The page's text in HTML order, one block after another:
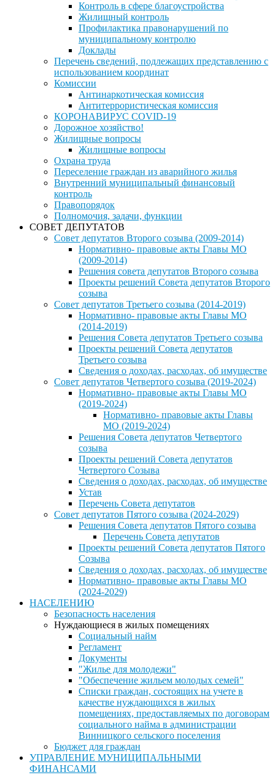
Контроль в сфере благоустройства
Жилищный контроль
Профилактика правонарушений по
муниципальному контролю
Доклады
Перечень сведений, подлежащих представлению с
использованием координат
Комиссии
Антинаркотическая комиссия
Антитеррористическая комиссия
КОРОНАВИРУС COVID-19
Дорожное хозяйство!
Жилищные вопросы
Жилищные вопросы
Охрана труда
Переселение граждан из аварийного жилья
Внутренний муниципальный финансовый
контроль
Правопорядок
Полномочия, задачи, функции
СОВЕТ ДЕПУТАТОВ
Совет депутатов Второго созыва (2009-2014)
Нормативно- правовые акты Главы МО
(2009-2014)
Решения совета депутатов Второго созыва
Проекты решений Совета депутатов Второго
созыва
Совет депутатов Третьего созыва (2014-2019)
Нормативно- правовые акты Главы МО
(2014-2019)
Решения Совета депутатов Третьего созыва
Проекты решений Совета депутатов
Третьего созыва
Сведения о доходах, расходах, об имуществе
Совет депутатов Четвертого созыва (2019-2024)
Нормативно- правовые акты Главы МО
(2019-2024)
Нормативно- правовые акты Главы
МО (2019-2024)
Решения Совета депутатов Четвертого
созыва
Проекты решений Совета депутатов
Четвертого Созыва
Сведения о доходах, расходах, об имуществе
Устав
Перечень Совета депутатов
Совет депутатов Пятого созыва (2024-2029)
Решения Совета депутатов Пятого созыва
Перечень Совета депутатов
Проекты решений Совета депутатов Пятого
Созыва
Сведения о доходах, расходах, об имуществе
Нормативно- правовые акты Главы МО
(2024-2029)
НАСЕЛЕНИЮ
Безопасность населения
Нуждающиеся в жилых помещениях
Социальный найм
Регламент
Документы
"Жилье для молодежи"
"Обеспечение жильем молодых семей"
Списки граждан, состоящих на учете в
качестве нуждающихся в жилых
помещениях, предоставляемых по договорам
социального найма в администрации
Винницкого сельского поселения
Бюджет для граждан
УПРАВЛЕНИЕ МУНИЦИПАЛЬНЫМИ
ФИНАНСАМИ